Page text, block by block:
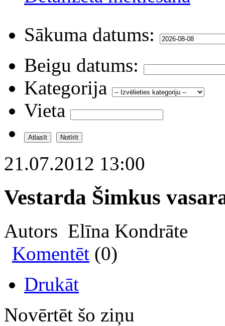
Sākuma datums:
Beigu datums:
Kategorija
Vieta
21.07.2012 13:00
Vestarda Šimkus
Autors Elīna Kondrāte
Komentēt (0)
Drukāt
Novērtēt šo ziņu